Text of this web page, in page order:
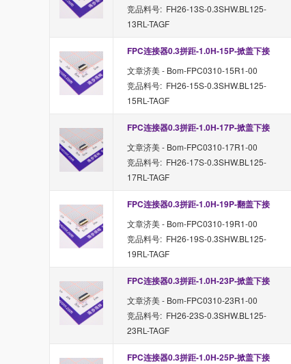
竞品料号: FH26-13S-0.3SHW.BL125-
13RL-TAGF
FPC连接器0.3拼距-1.0H-15P-掀盖下接
文章济美 - Bom-FPC0310-15R1-00
竞品料号: FH26-15S-0.3SHW.BL125-
15RL-TAGF
FPC连接器0.3拼距-1.0H-17P-掀盖下接
文章济美 - Bom-FPC0310-17R1-00
竞品料号: FH26-17S-0.3SHW.BL125-
17RL-TAGF
FPC连接器0.3拼距-1.0H-19P-翻盖下接
文章济美 - Bom-FPC0310-19R1-00
竞品料号: FH26-19S-0.3SHW.BL125-
19RL-TAGF
FPC连接器0.3拼距-1.0H-23P-掀盖下接
文章济美 - Bom-FPC0310-23R1-00
竞品料号: FH26-23S-0.3SHW.BL125-
23RL-TAGF
FPC连接器0.3拼距-1.0H-25P-掀盖下接